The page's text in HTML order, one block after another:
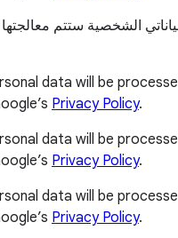
الشخصية ستتم
data will be
Privacy Policy.
data will be
Privacy Policy.
data will be
Privacy Policy.